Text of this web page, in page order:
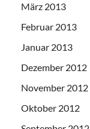
März 2013
Februar 2013
Januar 2013
Dezember 2012
November 2012
Oktober 2012